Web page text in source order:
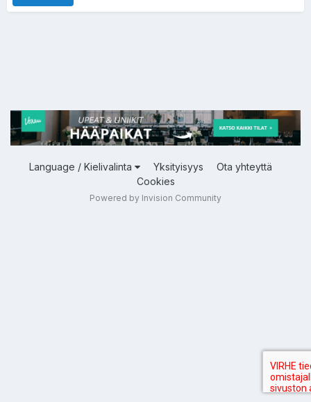
Language / Kielivalinta Yksityisyys
Ota yhteyttä
Cookies
Powered by Invision Community